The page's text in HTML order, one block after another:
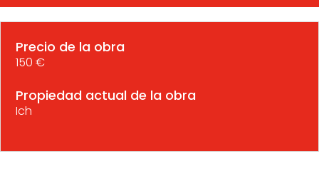
Precio de la obra
150 €
Propiedad actual de la obra
Ich